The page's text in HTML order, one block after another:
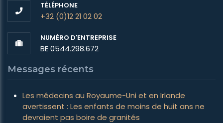
TÉLÉPHONE
+32 (0)12 21 02 02
NUMÉRO D'ENTREPRISE
BE 0544.298.672
Messages récents
Les médecins au Royaume-Uni et en Irlande
avertissent : Les enfants de moins de huit ans ne
devraient pas boire de granités